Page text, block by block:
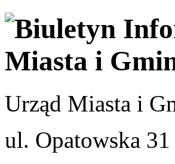
Urząd Miasta i
ul. Opatowska 31